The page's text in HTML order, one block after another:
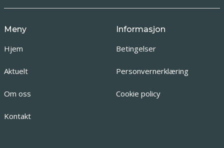
Meny
Hjem
Aktuelt
Om oss
Kontakt
Informasjon
Betingelser
Personvernerklæring
Cookie policy